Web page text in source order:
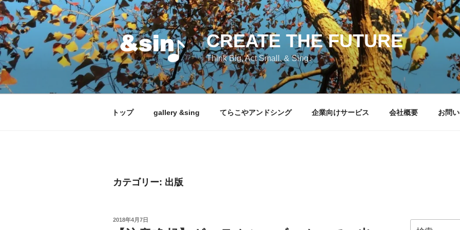
コ
ン
テ
ン
ツ
へ
ス
キ
CREATE THE FUTURE
Think Big, Act Small, & Sing♪
トップ gallery &sing てらこやアンドシング 企業向けサービス 会社概要 お問
カテゴリー: 出版
投
2018年4月7日